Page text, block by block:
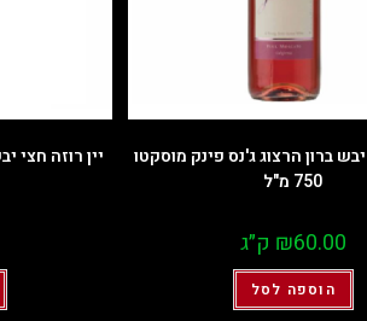
יבש ברון הרצוג ג'נס פינק מוסקטו
750 מ"ל
₪60.00 ק״ג
הוספה לסל